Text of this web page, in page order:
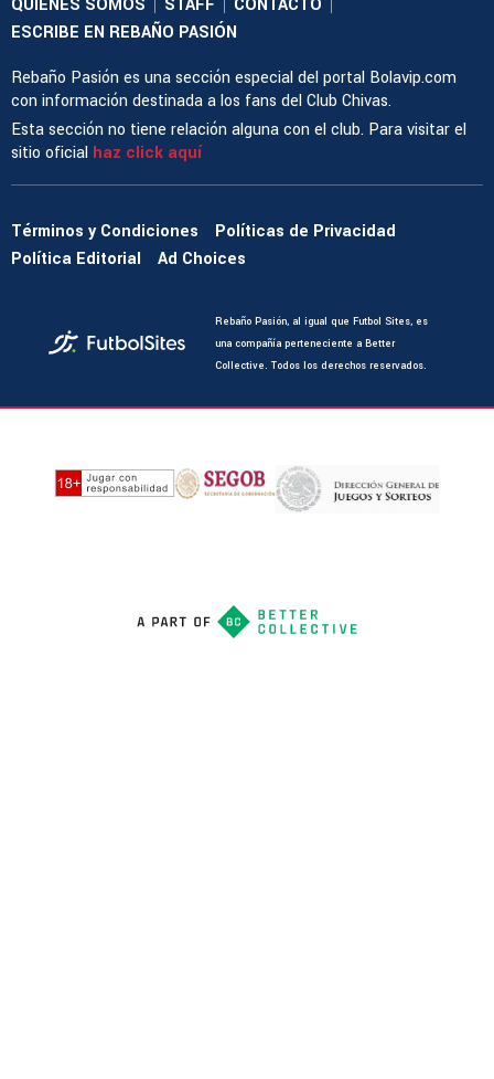
QUIENES SOMOS STAFF CONTACTO
ESCRIBE EN REBAÑO PASIÓN
Rebaño Pasión es una sección especial del portal Bolavip.com
con información destinada a los fans del Club Chivas.
Esta sección no tiene relación alguna con el club. Para visitar el
sitio oficial haz click aquí
Términos y Condiciones
Políticas de Privacidad
Política Editorial
Ad Choices
Rebaño Pasión, al igual que Futbol Sites, es
una compañía perteneciente a Better
Collective. Todos los derechos reservados.